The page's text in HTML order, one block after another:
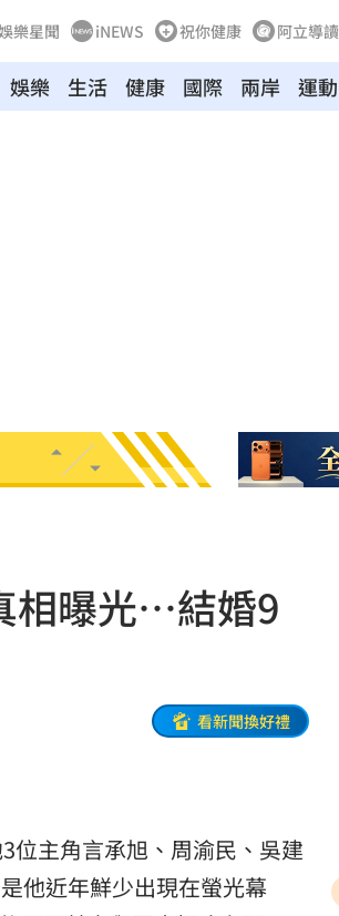
樂星聞 iNEWS 祝你健康 阿立導讀
娛樂 生活 健康 國際 兩岸 運動
相曝光…結婚9
看新聞換好禮
位主角言承旭、周渝民、吳建
他近年鮮少出現在螢光幕